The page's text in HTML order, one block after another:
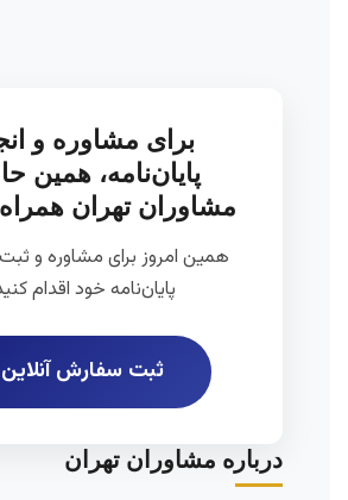
برای مشاوره و
پایان‌نامه، همین
مشاوران تهران
همین امروز برای مشاوره و
پایان‌نامه خود اقدام
ثبت سفارش آنلاین
درباره مشاوران تهران